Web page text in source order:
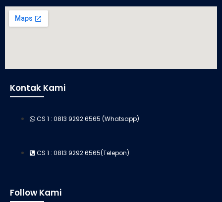
Kontak Kami
CS 1 : 0813 9292 6565 (Whatsapp)
CS 1 : 0813 9292 6565(Telepon)
Follow Kami